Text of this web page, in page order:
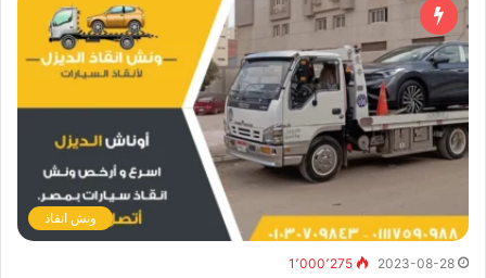
ونش انقاذ
2023-08-28 1٬000٬275